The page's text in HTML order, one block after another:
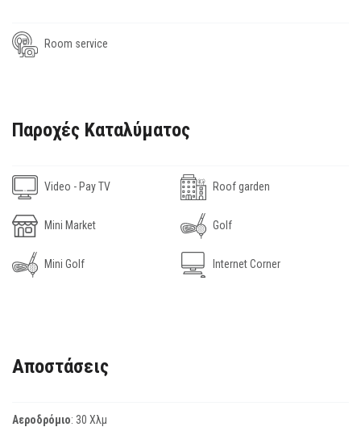
Room service
Παροχές Καταλύματος
Video - Pay TV Roof garden
Mini Market Golf
Mini Golf Internet Corner
Αποστάσεις
Αεροδρόμιο: 30 Χλμ